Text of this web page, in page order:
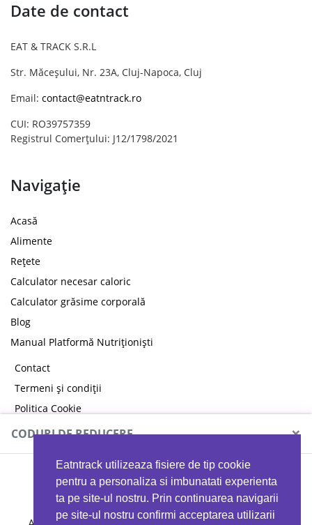
Eatntrack utilizeaza fisiere de tip cookie
pentru a personaliza si imbunatati experienta
ta pe site-ul nostru. Prin continuarea navigarii
pe site-ul nostru confirmi acceptarea utilizarii
Date de contact
EAT & TRACK S.R.L
Str. Măceșului, Nr. 23A, Cluj-Napoca, Cluj
Email: contact@eatntrack.ro
CUI: RO39757359
Registrul Comerțului: J12/1798/2021
Navigație
Acasă
Alimente
Rețete
Calculator necesar caloric
Calculator grăsime corporală
Blog
Manual Platformă Nutriționiști
Contact
Termeni și condiții
Politica Cookie
Politica de confidențialitate
CODURI DE REDUCERE ×
MYPROTEIN